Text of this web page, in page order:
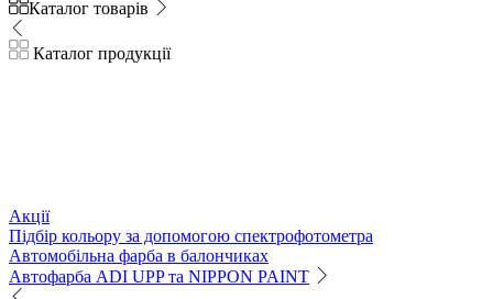
Каталог товарів
Каталог продукції
Акції
Підбір кольору за допомогою спектрофотометра
Автомобільна фарба в балончиках
Автофарба ADI UPP та NIPPON PAINT